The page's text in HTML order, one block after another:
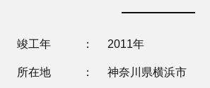
竣工年 2011年
所在地 神奈川県横浜市